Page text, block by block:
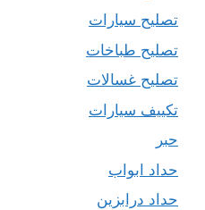
تصليح سيارات
تصليح طباخات
تصليح غسالات
تكييف سيارات
حبر
حداد ابواب
حداد درابزين